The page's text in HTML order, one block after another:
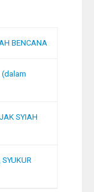
BENCANA
(dalam
SYIAH